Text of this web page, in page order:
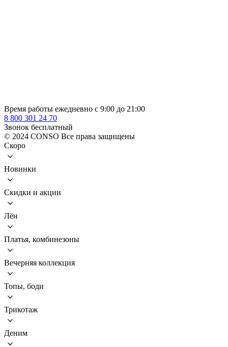
Время работы ежедневно с 9:00 до 21:00
8 800 301 24 70
Звонок бесплатный
© 2024 CONSO Все права защищены
Скоро
Новинки
Скидки и акции
Лён
Платья, комбинезоны
Вечерняя коллекция
Топы, боди
Трикотаж
Деним